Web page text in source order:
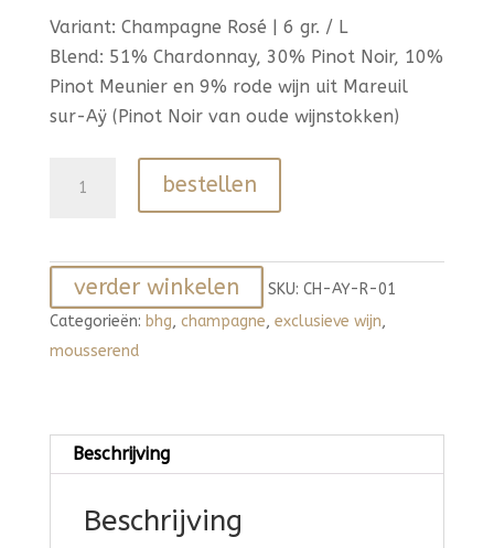
Variant: Champagne Rosé | 6 gr. / L
Blend: 51% Chardonnay, 30% Pinot Noir, 10%
Pinot Meunier en 9% rode wijn uit Mareuil
sur-Aÿ (Pinot Noir van oude wijnstokken)
aantal
bestellen
verder winkelen SKU: CH-AY-R-01
Categorieën: bhg, champagne, exclusieve wijn,
mousserend
Beschrijving
Beschrijving